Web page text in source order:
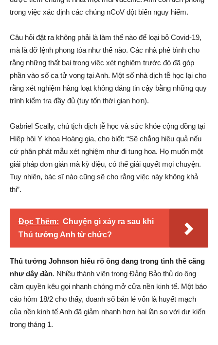
trong việc xác định các chủng nCoV đột biến nguy hiểm.
Câu hỏi đặt ra không phải là làm thế nào để loại bỏ Covid-19,
mà là dỡ lệnh phong tỏa như thế nào. Các nhà phê bình cho
rằng những thất bại trong việc xét nghiệm trước đó đã góp
phần vào số ca tử vong tại Anh. Một số nhà dịch tễ học lại cho
rằng xét nghiệm hàng loạt không đáng tin cậy bằng những quy
trình kiểm tra đầy đủ (tuy tốn thời gian hơn).
Gabriel Scally, chủ tịch dịch tễ học và sức khỏe cộng đồng tại
Hiệp hội Y khoa Hoàng gia, cho biết: “Sẽ chẳng hiệu quả nếu
cứ phân phát mẫu xét nghiệm như đi tung hoa. Họ muốn một
giải pháp đơn giản mà kỳ diệu, có thể giải quyết mọi chuyện.
Tuy nhiên, bác sĩ nào cũng sẽ cho rằng việc này không khả
thi”.
Đọc Thêm: Chuyện gì xảy ra sau khi
Thủ tướng Anh từ chức?
Thủ tướng Johnson hiểu rõ ông đang trong tình thế căng
như dây đàn. Nhiều thành viên trong Đảng Bảo thủ do ông
cầm quyền kêu gọi nhanh chóng mở cửa nền kinh tế. Một báo
cáo hôm 18/2 cho thấy, doanh số bán lẻ vốn là huyết mạch
của nền kinh tế Anh đã giảm nhanh hơn hai lần so với dự kiến
trong tháng 1.